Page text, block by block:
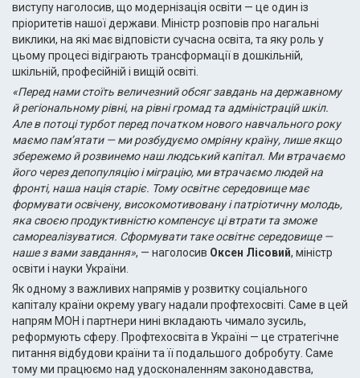
виступу наголосив, що модернізація освіти — це один із
пріоритетів нашої держави. Міністр розповів про нагальні
виклики, на які має відповісти сучасна освіта, та яку роль у
цьому процесі відіграють трансформації в дошкільній,
шкільній, професійній і вищій освіті.
«Перед нами стоїть величезний обсяг завдань на державному
й регіональному рівні, на рівні громад та адміністрацій шкіл.
Але в потоці турбот перед початком нового навчального року
маємо памʼятати — ми розбудуємо омріяну країну, лише якщо
збережемо й розвинемо наш людський капітал. Ми втрачаємо
його через депопуляцію і міграцію, ми втрачаємо людей на
фронті, наша нація старіє. Тому освітнє середовище має
формувати освічену, високомотивовану і патріотичну молодь,
яка своєю продуктивністю компенсує ці втрати та зможе
самореалізуватися. Сформувати таке освітнє середовище —
наше з вами завдання», — наголосив Оксен Лісовий, міністр
освіти і науки України.
Як одному з важливих напрямів у розвитку соціального
капіталу країни окрему увагу надали профтехосвіті. Саме в цей
напрям МОН і партнери нині вкладають чимало зусиль,
реформують сферу. Профтехосвіта в Україні — це стратегічне
питання відбудови країни та її подальшого добробуту. Саме
тому ми працюємо над удосконаленням законодавства,